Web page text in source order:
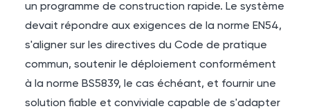
un programme de construction rapide. Le système
devait répondre aux exigences de la norme EN54,
s'aligner sur les directives du Code de pratique
commun, soutenir le déploiement conformément
à la norme BS5839, le cas échéant, et fournir une
solution fiable et conviviale capable de s'adapter